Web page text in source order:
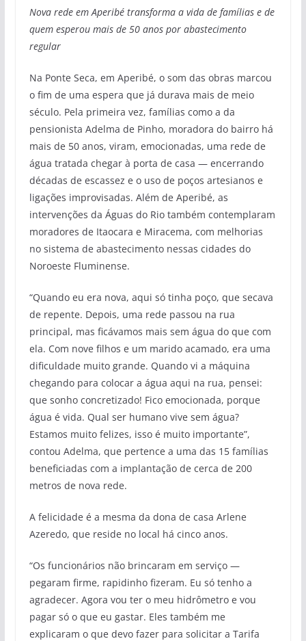
Nova rede em Aperibé transforma a vida de famílias e de
quem esperou mais de 50 anos por abastecimento
regular
Na Ponte Seca, em Aperibé, o som das obras marcou
o fim de uma espera que já durava mais de meio
século. Pela primeira vez, famílias como a da
pensionista Adelma de Pinho, moradora do bairro há
mais de 50 anos, viram, emocionadas, uma rede de
água tratada chegar à porta de casa — encerrando
décadas de escassez e o uso de poços artesianos e
ligações improvisadas. Além de Aperibé, as
intervenções da Águas do Rio também contemplaram
moradores de Itaocara e Miracema, com melhorias
no sistema de abastecimento nessas cidades do
Noroeste Fluminense.
“Quando eu era nova, aqui só tinha poço, que secava
de repente. Depois, uma rede passou na rua
principal, mas ficávamos mais sem água do que com
ela. Com nove filhos e um marido acamado, era uma
dificuldade muito grande. Quando vi a máquina
chegando para colocar a água aqui na rua, pensei:
que sonho concretizado! Fico emocionada, porque
água é vida. Qual ser humano vive sem água?
Estamos muito felizes, isso é muito importante”,
contou Adelma, que pertence a uma das 15 famílias
beneficiadas com a implantação de cerca de 200
metros de nova rede.
A felicidade é a mesma da dona de casa Arlene
Azeredo, que reside no local há cinco anos.
“Os funcionários não brincaram em serviço —
pegaram firme, rapidinho fizeram. Eu só tenho a
agradecer. Agora vou ter o meu hidrômetro e vou
pagar só o que eu gastar. Eles também me
explicaram o que devo fazer para solicitar a Tarifa